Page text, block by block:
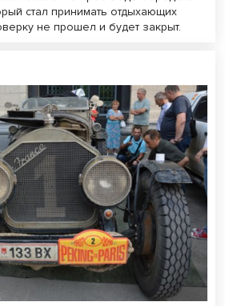
стал принимать отдыхающих
не прошел и будет закрыт.